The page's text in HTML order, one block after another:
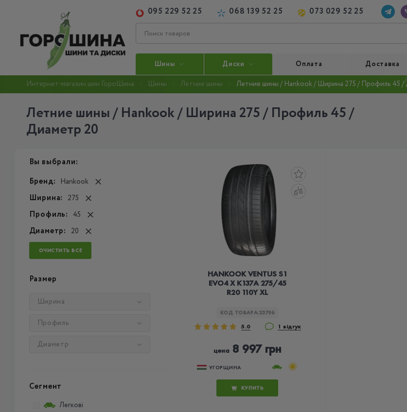
095 229 52 25 068 139 52 25 073 029 52 25
Шины Диски Оплата Доставка
Интернет-магазин шин ГороШина Шины Летние шины Летние шины / Hankook / Ширина 275 / Профиль 45 /
Летние шины / Hankook / Ширина 275 / Профиль 45 /
Диаметр 20
Вы выбрали:
Бренд:
Hankook
Ширина: 275
Профиль: 45
Диаметр: 20
ОЧИСТИТЬ ВСЕ
Размер
Ширина
Профиль
Диаметр
Сегмент
Легкові
HANKOOK VENTUS S1
EVO4 X K137A 275/45
R20 110Y XL
КОД ТОВАРА:23796
5.0 1 відгук
цена 8 997 грн
УГОРЩИНА
КУПИТЬ